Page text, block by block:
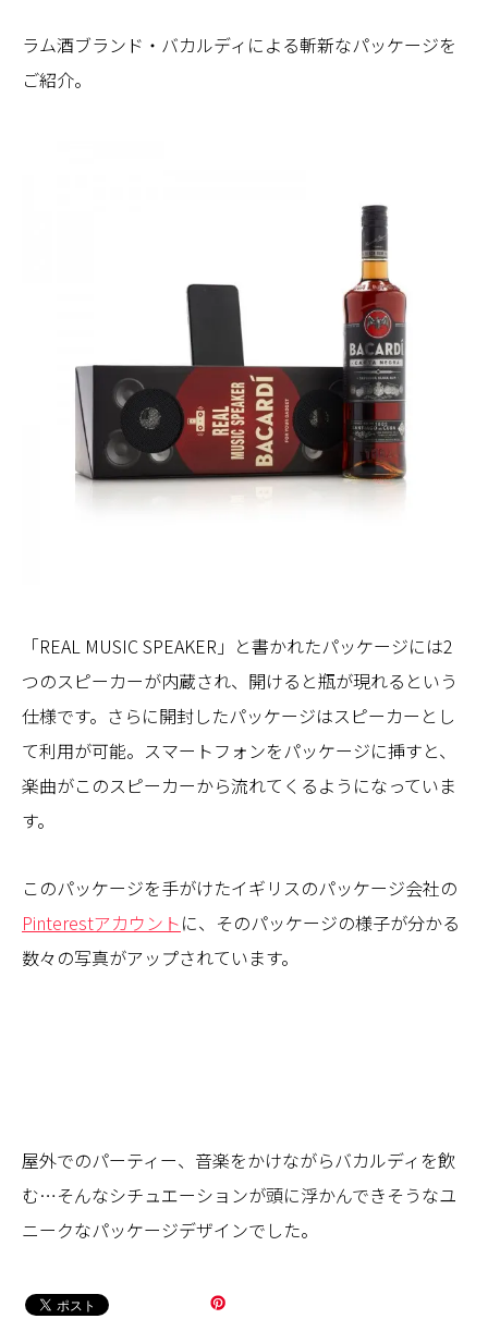
ラム酒ブランド・バカルディによる斬新なパッケージを
ご紹介。
「REAL MUSIC SPEAKER」と書かれたパッケージには2
つのスピーカーが内蔵され、開けると瓶が現れるという
仕様です。さらに開封したパッケージはスピーカーとし
て利用が可能。スマートフォンをパッケージに挿すと、
楽曲がこのスピーカーから流れてくるようになっていま
す。
このパッケージを手がけたイギリスのパッケージ会社の
Pinterestアカウントに、そのパッケージの様子が分かる
数々の写真がアップされています。
屋外でのパーティー、音楽をかけながらバカルディを飲
む…そんなシチュエーションが頭に浮かんできそうなユ
ニークなパッケージデザインでした。